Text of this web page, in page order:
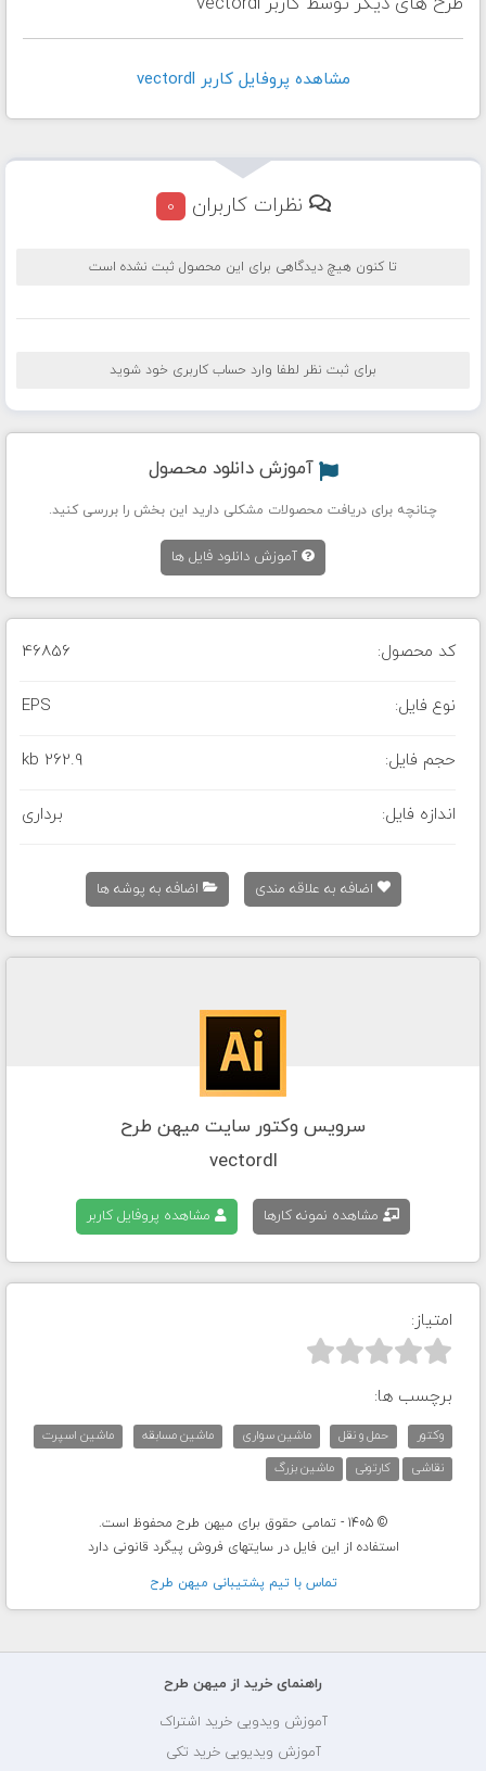
مشاهده پروفايل کاربر vectordl
نظرات کاربران 0
تا کنون هیچ دیدگاهی برای این محصول ثبت نشده است
برای ثبت نظر لطفا وارد حساب کاربری خود شوید
آموزش دانلود محصول
چنانچه برای دریافت محصولات مشکلی دارید این بخش را بررسی کنید.
آموزش دانلود فایل ها
کد محصول: 46856
نوع فایل: EPS
حجم فایل: 262.9 kb
اندازه فایل: برداری
اضافه به علاقه مندی اضافه به پوشه ها
سرویس وکتور سایت میهن طرح
vectordl
مشاهده نمونه کارها مشاهده پروفایل کاربر
امتیاز:



برچسب ها:
وکتور حمل و نقل ماشین سواری ماشین مسابقه
ماشین اسپرت
نقاشی
کارتونی ماشین بزرگ
© 1405 - تمامی حقوق برای میهن طرح محفوظ است.
استفاده از این فایل در سایتهای فروش پیگرد قانونی دارد
تماس با تيم پشتيبانی ميهن طرح
راهنمای خرید از میهن طرح
آموزش ویدویی خرید اشتراک
آموزش ویدیویی خرید تکی